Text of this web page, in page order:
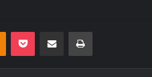
Odnoklassniki
Pocket E-Posta ile paylaş Yazdır